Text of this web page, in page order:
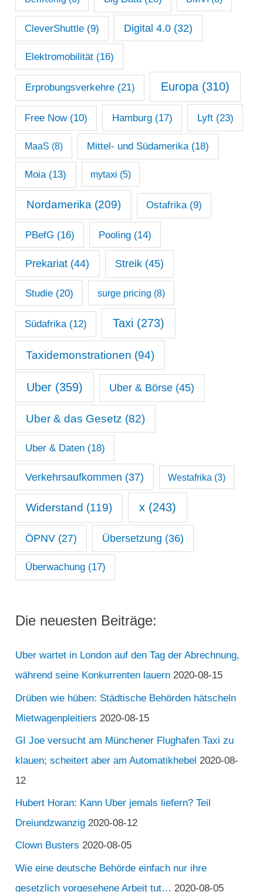
CleverShuttle (9) Digital 4.0(32)
Elektromobilität(16)
Erprobungsverkehre(21) Europa (310)
Free Now(10) Hamburg(17) Lyft(23)
MaaS (8) Mittel- und Südamerika(18)
Moia(13) mytaxi (5)
Nordamerika(209) Ostafrika(9)
PBefG (16) Pooling (14)
Prekariat (44) Streik(45)
Studie(20) surge pricing (8)
Südafrika(12) Taxi (273)
Taxidemonstrationen (94)
Uber (359) Uber & Börse (45)
Uber & das Gesetz (82)
Uber & Daten(18)
Verkehrsaufkommen (37) Westafrika (3)
Widerstand (119) x(243)
ÖPNV(27) Übersetzung (36)
Überwachung(17)
Die neuesten Beiträge:
Uber wartet in London auf den Tag der Abrechnung,
während seine Konkurrenten lauern 2020-08-15
Drüben wie hüben: Städtische Behörden hätscheln
Mietwagenpleitiers 2020-08-15
GI Joe versucht am Münchener Flughafen Taxi zu
klauen; scheitert aber am Automatikhebel 2020-08-
12
Hubert Horan: Kann Uber jemals liefern? Teil
Dreiundzwanzig 2020-08-12
Clown Busters 2020-08-05
Wie eine deutsche Behörde einfach nur ihre
gesetzlich vorgesehene Arbeit tut… 2020-08-05